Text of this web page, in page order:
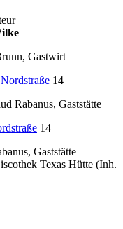
Gastwirt
Nordstraße 14
Rabanus, Gaststätte
14
Gaststätte
Texas Hütte (Inh.